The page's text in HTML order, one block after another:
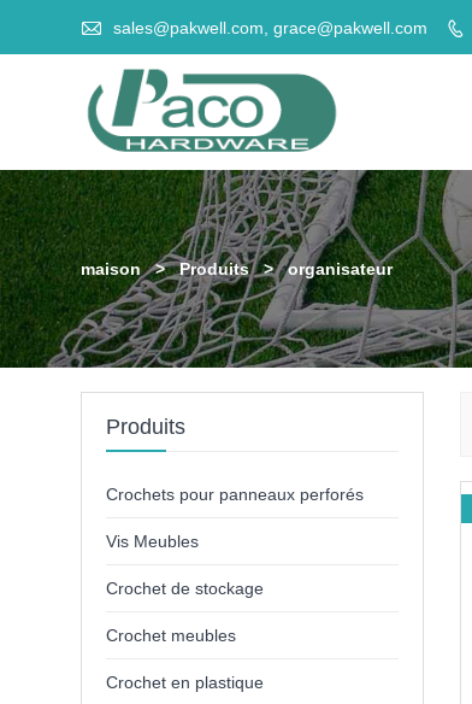
 sales@pakwell.com, grace@pakwell.com 
maison > Produits > organisateur
Produits
Crochets pour panneaux perforés
Vis Meubles
Crochet de stockage
Crochet meubles
Crochet en plastique